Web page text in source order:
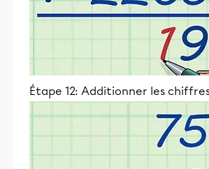
Étape 12: Additionner les